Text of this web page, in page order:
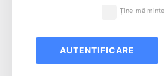
Ține-mă minte